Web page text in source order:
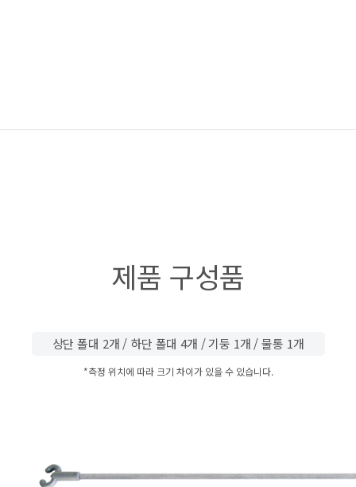
제품 구성품
상단 폴대 2개 / 하단 폴대 4개 / 기둥 1개 / 물통 1개
*측정 위치에 따라 크기 차이가 있을 수 있습니다.